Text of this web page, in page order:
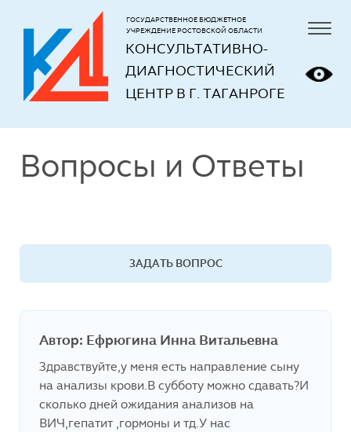
КОНСУЛЬТАТИВНО-
ДИАГНОСТИЧЕСКИЙ
ЦЕНТР В Г. ТАГАНРОГЕ
ГОСУДАРСТВЕННОЕ БЮДЖЕТНОЕ
УЧРЕЖДЕНИЕ РОСТОВСКОЙ ОБЛАСТИ
Вопросы и Ответы
ЗАДАТЬ ВОПРОС
Автор: Ефрюгина Инна Витальевна
Здравствуйте,у меня есть направление сыну
на анализы крови.В субботу можно сдавать?И
сколько дней ожидания анализов на
ВИЧ,гепатит ,гормоны и тд.У нас